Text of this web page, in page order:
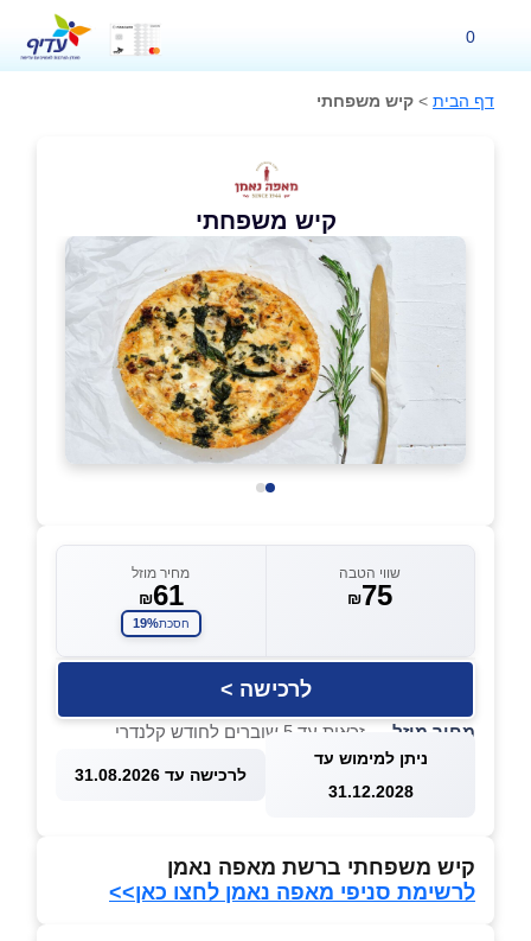
0
דף הבית > קיש משפחתי
קיש משפחתי
שווי הטבה
₪75
מחיר מוזל
₪61
חסכת19%
לרכישה >
מחיר מוזל — זכאות עד 5 שוברים לחודש קלנדרי
ניתן למימוש עד
31.12.2028
לרכישה עד 31.08.2026
קיש משפחתי ברשת מאפה נאמן
לרשימת סניפי מאפה נאמן לחצו כאן>>